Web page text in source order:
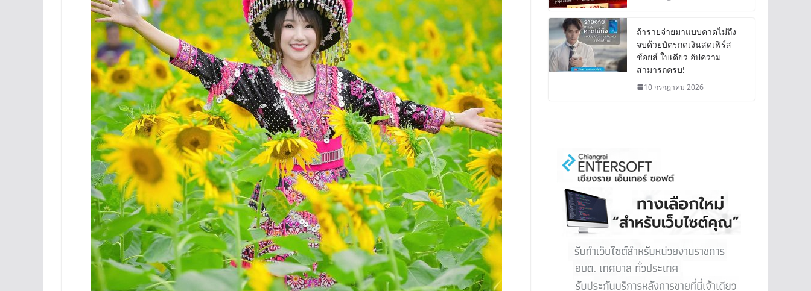
ถ้ารายจ่ายมาแบบคาดไม่ถึง
จบด้วยบัตรกดเงินสดเฟิร์ส
ช้อยส์ ใบเดียว อัปความ
สามารถครบ!
10 กรกฎาคม 2026